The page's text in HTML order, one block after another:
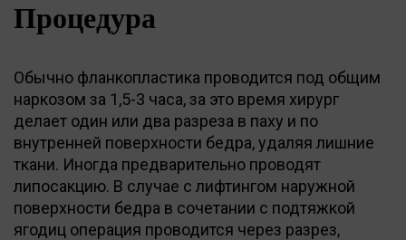
Процедура
Обычно фланкопластика проводится под общим
наркозом за 1,5-3 часа, за это время хирург
делает один или два разреза в паху и по
внутренней поверхности бедра, удаляя лишние
ткани. Иногда предварительно проводят
липосакцию. В случае с лифтингом наружной
поверхности бедра в сочетании с подтяжкой
ягодиц операция проводится через разрез,